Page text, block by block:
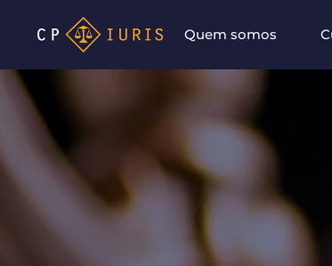
Quem somos